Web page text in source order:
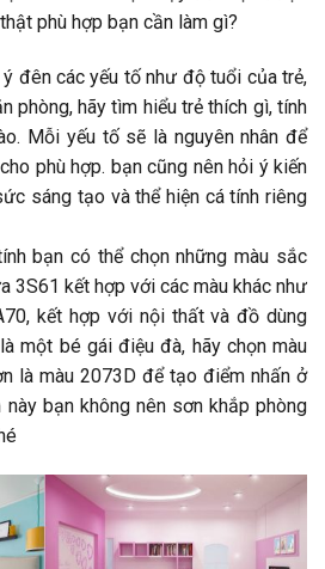
phù hợp bạn cần làm gì?
đên các yếu tố như độ tuổi của trẻ,
phòng, hãy tìm hiểu trẻ thích gì, tính
Mỗi yếu tố sẽ là nguyên nhân để
phù hợp. bạn cũng nên hỏi ý kiến
sáng tạo và thể hiện cá tính riêng
bạn có thể chọn những màu sắc
3S61 kết hợp với các màu khác như
kết hợp với nội thất và đồ dùng
một bé gái điệu đà, hãy chọn màu
là màu 2073D để tạo điểm nhấn ở
bạn không nên sơn khắp phòng